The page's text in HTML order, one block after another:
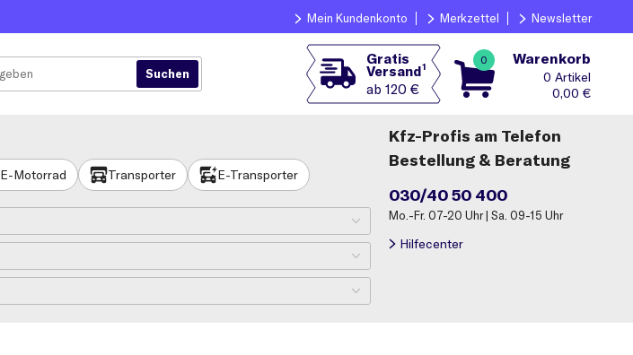
Mein Kundenkonto Merkzettel Newsletter
Gratis
Versand1
ab 120 €
0 Warenkorb
0
0,00 €
E-Motorrad Transporter E-Transporter
Kfz-Profis am Telefon
Bestellung & Beratung
030/40 50 400
Mo.-Fr. 07-20 Uhr | Sa. 09-15 Uhr
Hilfecenter